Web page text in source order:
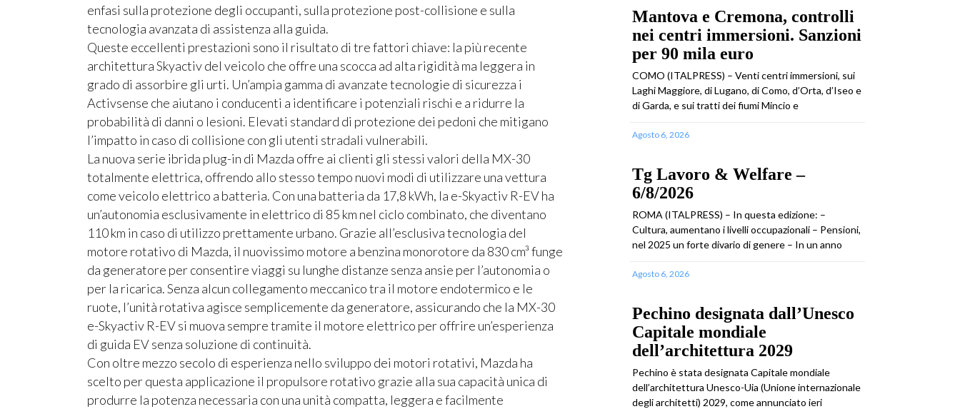
enfasi sulla protezione degli occupanti, sulla protezione post-collisione e sulla
tecnologia avanzata di assistenza alla guida.
Queste eccellenti prestazioni sono il risultato di tre fattori chiave: la più recente
architettura Skyactiv del veicolo che offre una scocca ad alta rigidità ma leggera in
grado di assorbire gli urti. Un’ampia gamma di avanzate tecnologie di sicurezza i
Activsense che aiutano i conducenti a identificare i potenziali rischi e a ridurre la
probabilità di danni o lesioni. Elevati standard di protezione dei pedoni che mitigano
l’impatto in caso di collisione con gli utenti stradali vulnerabili.
La nuova serie ibrida plug-in di Mazda offre ai clienti gli stessi valori della MX-30
totalmente elettrica, offrendo allo stesso tempo nuovi modi di utilizzare una vettura
come veicolo elettrico a batteria. Con una batteria da 17,8 kWh, la e-Skyactiv R-EV ha
un’autonomia esclusivamente in elettrico di 85 km nel ciclo combinato, che diventano
110 km in caso di utilizzo prettamente urbano. Grazie all’esclusiva tecnologia del
motore rotativo di Mazda, il nuovissimo motore a benzina monorotore da 830 cm³ funge
da generatore per consentire viaggi su lunghe distanze senza ansie per l’autonomia o
per la ricarica. Senza alcun collegamento meccanico tra il motore endotermico e le
ruote, l’unità rotativa agisce semplicemente da generatore, assicurando che la MX-30
e-Skyactiv R-EV si muova sempre tramite il motore elettrico per offrire un’esperienza
di guida EV senza soluzione di continuità.
Con oltre mezzo secolo di esperienza nello sviluppo dei motori rotativi, Mazda ha
scelto per questa applicazione il propulsore rotativo grazie alla sua capacità unica di
produrre la potenza necessaria con una unità compatta, leggera e facilmente
Mantova e Cremona, controlli
nei centri immersioni. Sanzioni
per 90 mila euro
COMO (ITALPRESS) – Venti centri immersioni, sui
Laghi Maggiore, di Lugano, di Como, d’Orta, d’Iseo e
di Garda, e sui tratti dei fiumi Mincio e
Agosto 6, 2026
Tg Lavoro & Welfare –
6/8/2026
ROMA (ITALPRESS) – In questa edizione: –
Cultura, aumentano i livelli occupazionali – Pensioni,
nel 2025 un forte divario di genere – In un anno
Agosto 6, 2026
Pechino designata dall’Unesco
Capitale mondiale
dell’architettura 2029
Pechino è stata designata Capitale mondiale
dell’architettura Unesco-Uia (Unione internazionale
degli architetti) 2029, come annunciato ieri